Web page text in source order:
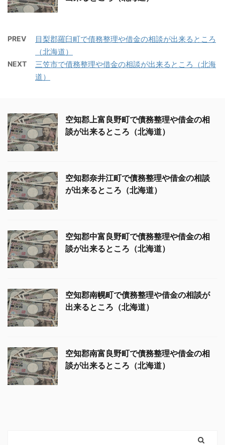
PREV
目梨郡羅臼町で債務整理や借金の相談が出来るところ
（北海道）
NEXT
三笠市で債務整理や借金の相談が出来るところ（北海
道）
空知郡上富良野町で債務整理や借金の相
談が出来るところ（北海道）
空知郡奈井江町で債務整理や借金の相談
が出来るところ（北海道）
空知郡中富良野町で債務整理や借金の相
談が出来るところ（北海道）
空知郡南幌町で債務整理や借金の相談が
出来るところ（北海道）
空知郡南富良野町で債務整理や借金の相
談が出来るところ（北海道）